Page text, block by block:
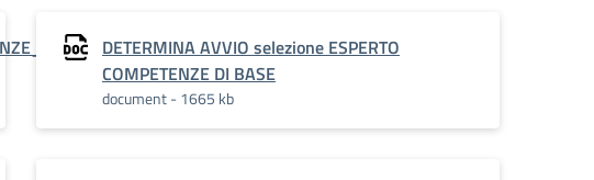
DETERMINA AVVIO selezione ESPERTO
COMPETENZE DI BASE
document - 1665 kb